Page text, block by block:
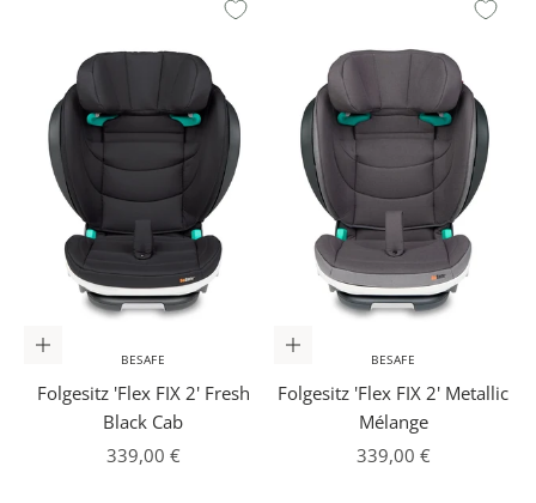
In den Warenkorb
BESAFE
Folgesitz 'Flex FIX 2' Fresh
Black Cab
Angebot
339,00 €
In den Warenkorb
BESAFE
Folgesitz 'Flex FIX 2' Metallic
Mélange
Angebot
339,00 €